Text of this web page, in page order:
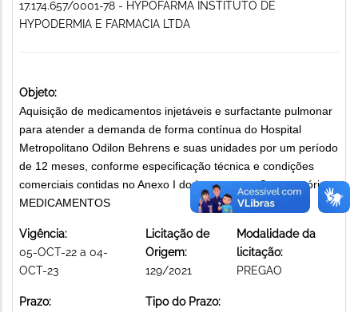
17.174.657/0001-78 - HYPOFARMA INSTITUTO DE
HYPODERMIA E FARMACIA LTDA
Objeto:
Aquisição de medicamentos injetáveis e surfactante pulmonar
para atender a demanda de forma contínua do Hospital
Metropolitano Odilon Behrens e suas unidades por um período
de 12 meses, conforme especificação técnica e condições
comerciais contidas no Anexo I do Instrumento Convocatório.
MEDICAMENTOS
Vigência:
05-OCT-22 a 04-
OCT-23
Licitação de
Origem:
129/2021
Modalidade da
licitação:
PREGAO
Prazo:
Tipo do Prazo: